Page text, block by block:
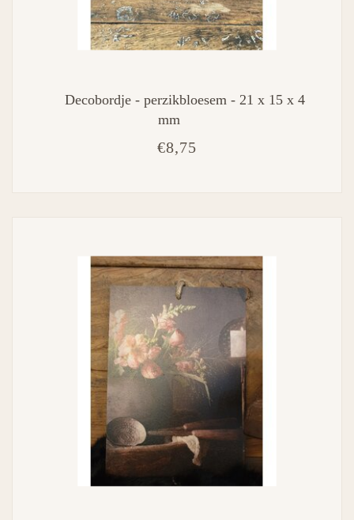
Decobordje - perzikbloesem - 21 x 15 x 4
mm
€8,75